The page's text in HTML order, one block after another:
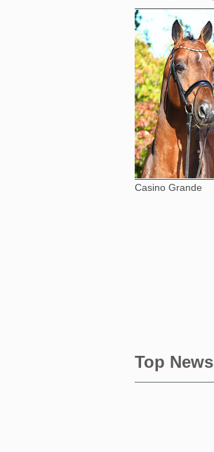
Casino Grande
Top News